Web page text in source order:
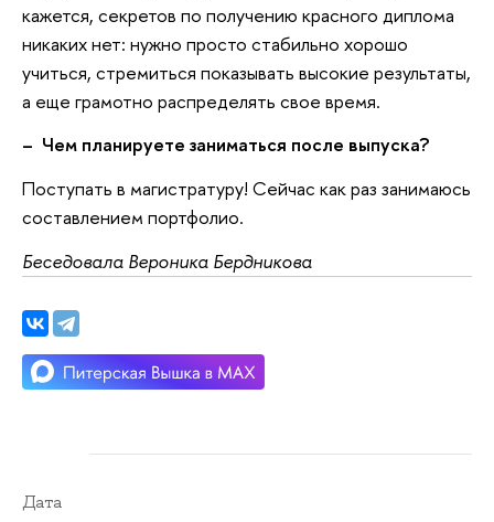
кажется, секретов по получению красного диплома
никаких нет: нужно просто стабильно хорошо
учиться, стремиться показывать высокие результаты,
а еще грамотно распределять свое время.
– Чем планируете заниматься после выпуска?
Поступать в магистратуру! Сейчас как раз занимаюсь
составлением портфолио.
Беседовала Вероника Бердникова
Дата